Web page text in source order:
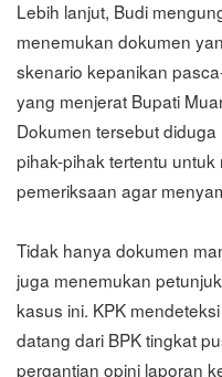
Lebih lanjut, Budi
menemukan dokumen
skenario kepanikan
yang menjerat Bupati
Dokumen tersebut
pihak-pihak tertentu
pemeriksaan agar
Tidak hanya dokumen
juga menemukan
kasus ini. KPK
datang dari BPK tingkat
pergantian opini laporan